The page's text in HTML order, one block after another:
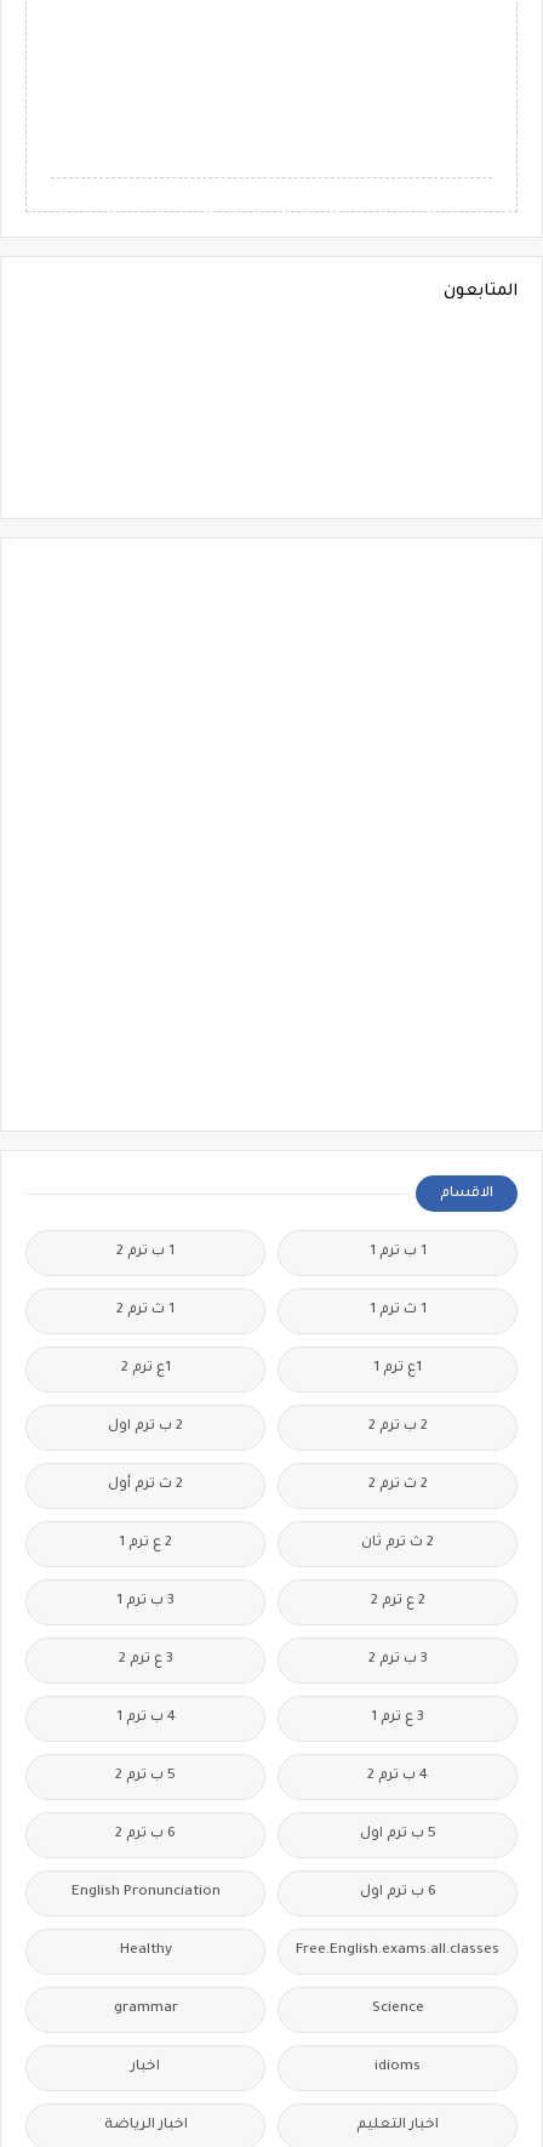
المتابعون
الاقسام
1 ب ترم 1 1 ب ترم 2
1 ث ترم 1 1 ث ترم 2
1ع ترم 1 1ع ترم 2
2 ب ترم 2 2 ب ترم اول
2 ث ترم 2 2 ث ترم أول
2 ث ترم ثان 2 ع ترم 1
2 ع ترم 2 3 ب ترم 1
3 ب ترم 2 3 ع ترم 2
3 ع ترم 1 4 ب ترم 1
4 ب ترم 2 5 ب ترم 2
5 ب ترم اول 6 ب ترم 2
6 ب ترم اول English Pronunciation
Free.English.exams.all.classes
Healthy
Science
grammar
idioms اخبار
اخبار التعليم اخبار الرياضة